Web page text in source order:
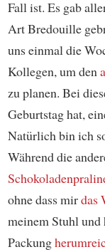
Fall ist. Es gab
Art Bredouille
uns einmal die
Kollegen, um den
zu planen. Bei
Geburtstag hat,
Natürlich bin ich
Während die
ohne dass mirdas
meinem Stuhl und
Packung